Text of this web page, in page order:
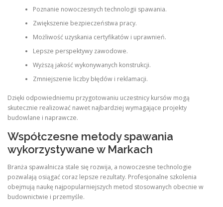
Poznanie nowoczesnych technologii spawania.
Zwiększenie bezpieczeństwa pracy.
Możliwość uzyskania certyfikatów i uprawnień.
Lepsze perspektywy zawodowe.
Wyższą jakość wykonywanych konstrukcji.
Zmniejszenie liczby błędów i reklamacji.
Dzięki odpowiedniemu przygotowaniu uczestnicy kursów mogą
skutecznie realizować nawet najbardziej wymagające projekty
budowlane i naprawcze.
Współczesne metody spawania
wykorzystywane w Markach
Branża spawalnicza stale się rozwija, a nowoczesne technologie
pozwalają osiągać coraz lepsze rezultaty. Profesjonalne szkolenia
obejmują naukę najpopularniejszych metod stosowanych obecnie w
budownictwie i przemyśle.